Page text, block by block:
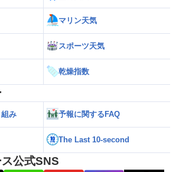
マリン天気
スポーツ天気
乾燥指数
み 予報に関するFAQ
The Last 10-second
公式SNS